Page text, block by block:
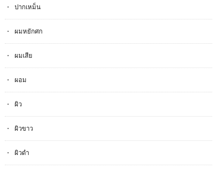
ปากเหม็น
ผมหยักศก
ผมเสีย
ผอม
ผิว
ผิวขาว
ผิวดำ